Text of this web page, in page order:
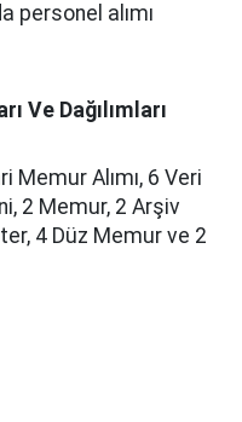
personel alımı
Ve Dağılımları
Memur Alımı, 6 Veri
2 Memur, 2 Arşiv
4 Düz Memur ve 2